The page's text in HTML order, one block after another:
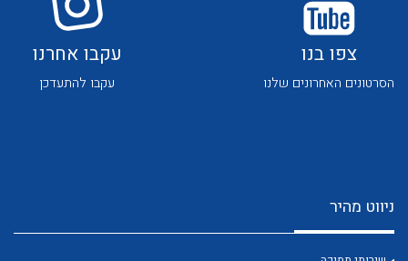
לכל מוצרי היצרן לכל מוצרי היצרן
צפו בנו
הסרטונים האחרונים שלנו
עקבו אחרנו
עקבו להתעדכן
ניווט מהיר